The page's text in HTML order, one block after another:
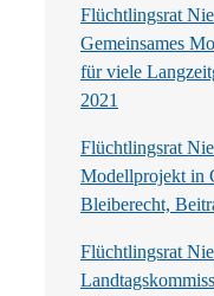
Flüchtlingsrat
Gemeinsames
für viele
2021
Flüchtlingsrat
Modellprojekt in
Bleiberecht,
Flüchtlingsrat